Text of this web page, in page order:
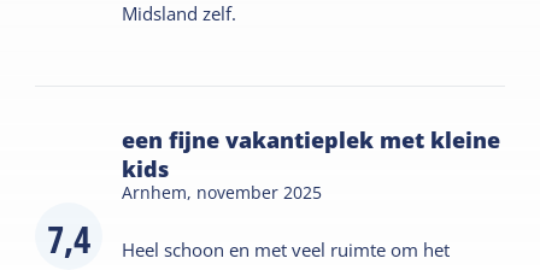
Midsland zelf.
7,4
een fijne vakantieplek met kleine
kids
Arnhem, november 2025
Heel schoon en met veel ruimte om het